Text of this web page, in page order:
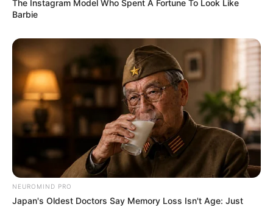
The Instagram Model Who Spent A Fortune To Look Like
Barbie
NEUROMIND PRO
Japan's Oldest Doctors Say Memory Loss Isn't Age: Just